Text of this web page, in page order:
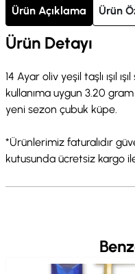
Ürün Açıklama Ürün
Ürün Detayı
14 Ayar oliv yeşil taşlı ışıl
kullanıma uygun 3.20 gram
yeni sezon çubuk küpe.
*Ürünlerimiz faturalıdır
kutusunda ücretsiz kargo